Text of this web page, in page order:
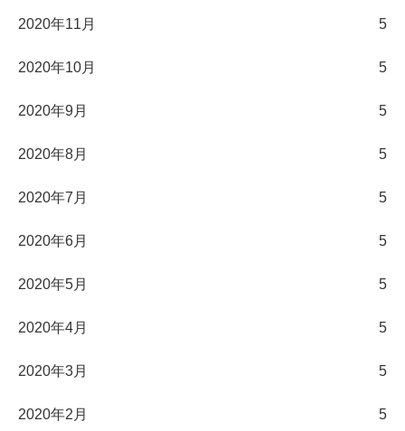
2020年11月 5
2020年10月 5
2020年9月 5
2020年8月 5
2020年7月 5
2020年6月 5
2020年5月 5
2020年4月 5
2020年3月 5
2020年2月 5